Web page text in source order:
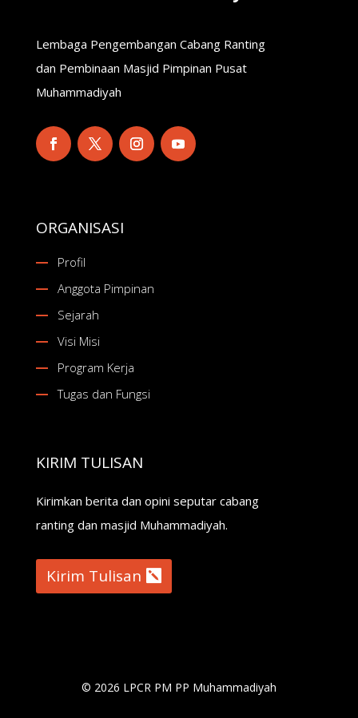
Lembaga Pengembangan Cabang Ranting
dan Pembinaan Masjid Pimpinan Pusat
Muhammadiyah
ORGANISASI
Profil
Anggota Pimpinan
Sejarah
Visi Misi
Program Kerja
Tugas dan Fungsi
KIRIM TULISAN
Kirimkan berita dan opini seputar cabang
ranting dan masjid Muhammadiyah.
Kirim Tulisan
© 2026 LPCR PM PP Muhammadiyah